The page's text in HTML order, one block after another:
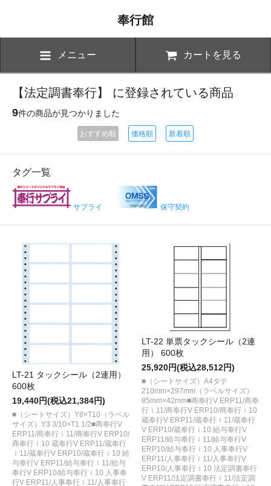
奉行館
メニュー カートを見る
【法定調書奉行】 に登録されている商品
9件の商品が見つかりました
おすすめ順 価格順 新着順
タグ一覧
サプライ 保守契約
LT-21 タックシール（2連用）
600枚
19,440円(税込21,384円)
■（シートサイズ）Y8×T10（ラベル
サイズ）Y3 3/10×T1 1/2■商奉行V
ERP11/商奉行ｉ11/商奉行V ERP10/
商奉行ｉ10 蔵奉行V ERP11/蔵奉行
ｉ11/蔵奉行V ERP10/蔵奉行ｉ10 給
与奉行V ERP11/給与奉行ｉ11/給与
奉行V ERP10/給与奉行ｉ10 人事奉
行V ERP11/人事奉行ｉ11/人事奉行
LT-22 単票タックシール（2連
用） 600枚
25,920円(税込28,512円)
■（シートサイズ）A4タテ
210mm×297mm（ラベルサイズ）
85mm×42mm■商奉行V ERP11/商奉
行ｉ11/商奉行V ERP10/商奉行ｉ10
蔵奉行V ERP11/蔵奉行ｉ11/蔵奉行
V ERP10/蔵奉行ｉ10 給与奉行V
ERP11/給与奉行ｉ11/給与奉行V
ERP10/給与奉行ｉ10 人事奉行V
ERP11/人事奉行ｉ11/人事奉行V
ERP10/人事奉行ｉ10 法定調書奉行
V ERP11/法定調書奉行ｉ11/法定調